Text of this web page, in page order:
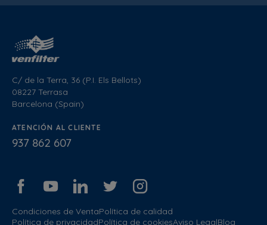
C/ de la Terra, 36 (P.I. Els Bellots)
08227 Terrasa
Barcelona (Spain)
ATENCIÓN AL CLIENTE
937 862 607
Condiciones de VentaPolítica de calidad
Política de privacidadPolítica de cookiesAviso LegalBlog